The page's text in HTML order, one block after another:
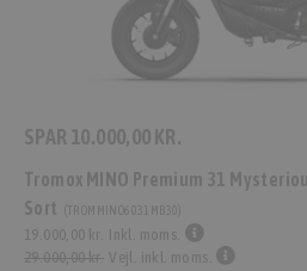
SPAR 10.000,00 KR.
Tromox MINO Premium 31
Sort ( TROMMINO6031MB30
19.000,00 kr.
Inkl. moms.
29.000,00 kr. Vejl. inkl. moms.